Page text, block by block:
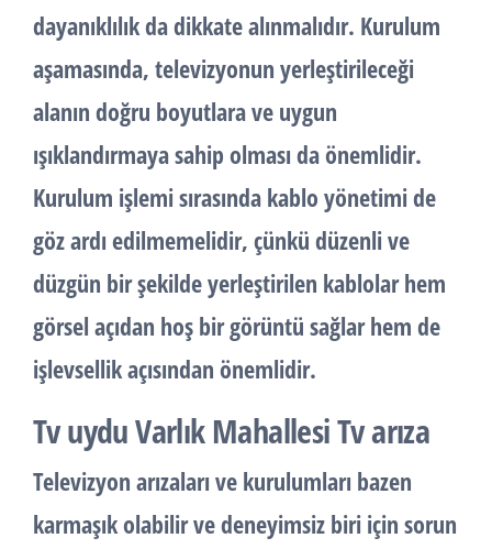
dayanıklılık da dikkate alınmalıdır. Kurulum
aşamasında, televizyonun yerleştirileceği
alanın doğru boyutlara ve uygun
ışıklandırmaya sahip olması da önemlidir.
Kurulum işlemi sırasında kablo yönetimi de
göz ardı edilmemelidir, çünkü düzenli ve
düzgün bir şekilde yerleştirilen kablolar hem
görsel açıdan hoş bir görüntü sağlar hem de
işlevsellik açısından önemlidir.
Tv uydu Varlık Mahallesi Tv arıza
Televizyon arızaları ve kurulumları bazen
karmaşık olabilir ve deneyimsiz biri için sorun